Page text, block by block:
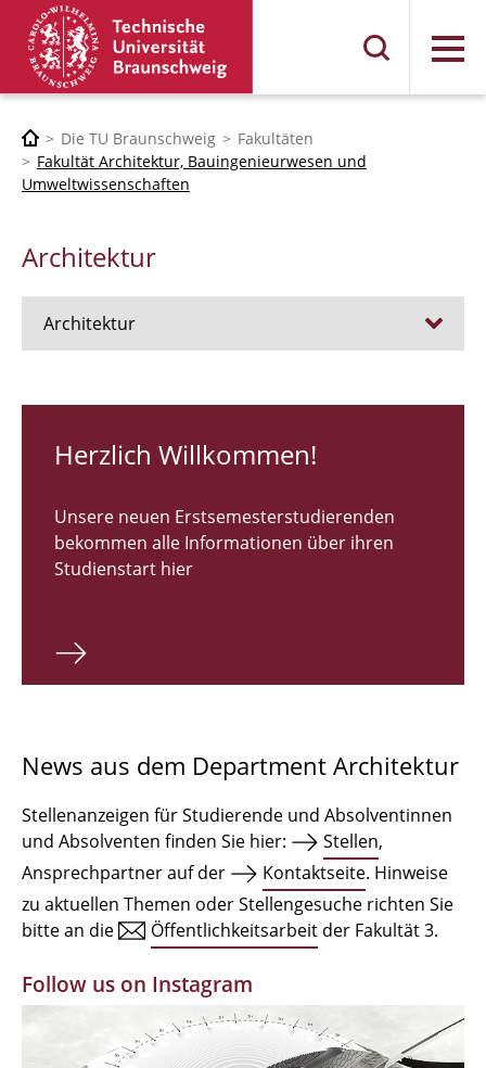
Menü
Die TU Braunschweig
Fakultäten
Fakultät Architektur, Bauingenieurwesen und
Umweltwissenschaften
Architektur
Architektur
RUNDGANG 26
Bachelor Architektur
Master Architektur
Qualifikationsprofil
Institute
Einrichtungen
Zeichensäle
MBW | Modellbauwerkstatt
Alumni | cloud club
Herzlich Willkommen!
Unsere neuen Erstsemesterstudierenden
bekommen alle Informationen über ihren
Studienstart hier
News aus dem Department Architektur
Stellenanzeigen für Studierende und Absolventinnen
und Absolventen finden Sie hier:
Stellen,
Ansprechpartner auf der
Kontaktseite. Hinweise
zu aktuellen Themen oder Stellengesuche richten Sie
bitte an die
Öffentlichkeitsarbeit der Fakultät 3.
Follow us on Instagram